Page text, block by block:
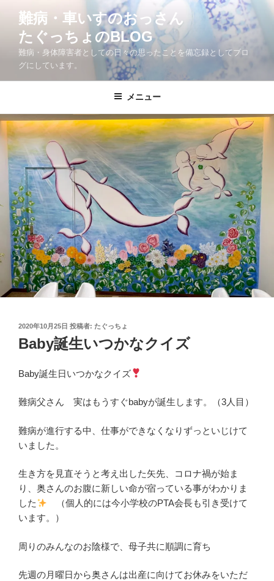
へ
ッ
プ
難病・車いすのおっさん
たぐっちょのBLOG
難病・身体障害者としての日々の思ったことを備忘録としてブロ
グにしています。
メニュー
投
日:
2020年10月25日 投稿者: たぐっちょ
Baby誕生いつかなクイズ
Baby誕生日いつかなクイズ
難病父さん 実はもうすぐbabyが誕生します。（3人目）
難病が進行する中、仕事ができなくなりずっといじけて
いました。
生き方を見直そうと考え出した矢先、コロナ禍が始ま
り、奥さんのお腹に新しい命が宿っている事がわかりま
した
（個人的には今小学校のPTA会長も引き受けて
います。）
周りのみんなのお陰様で、母子共に順調に育ち
先週の月曜日から奥さんは出産に向けてお休みをいただ